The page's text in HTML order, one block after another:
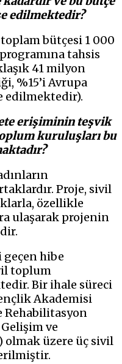
edilmektedir?
bütçesi 1 000
tahsis
41 milyon
%15’i Avrupa
edilmektedir).
erişiminin teşvik
kuruluşları bu
Proje, sivil
özellikle
ulaşarak projenin
geçen hibe
toplum
Bir ihale süreci
Akademisi
Rehabilitasyon
ve
olmak üzere üç sivil